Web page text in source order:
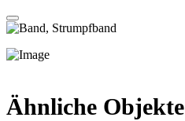
Ähnliche Objekte